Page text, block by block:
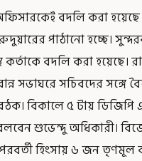
বদলি করা
পাঠানো হচ্ছে।
বদলি করা হয়েছে।
সভাঘরে সচিবদের সঙ্গে
বিকালে ৫ টায়
শুভেন্দু অধিকারী।
হিংসায় ৬ জন তৃণমূল